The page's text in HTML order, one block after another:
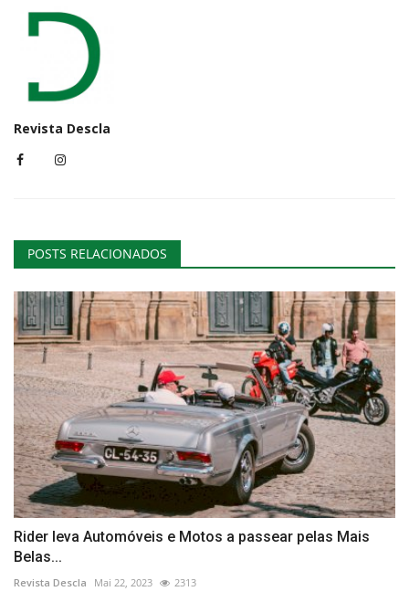
Revista Descla
POSTS RELACIONADOS
Rider leva Automóveis e Motos a passear pelas Mais
Belas...
Revista Descla Mai 22, 2023 2313